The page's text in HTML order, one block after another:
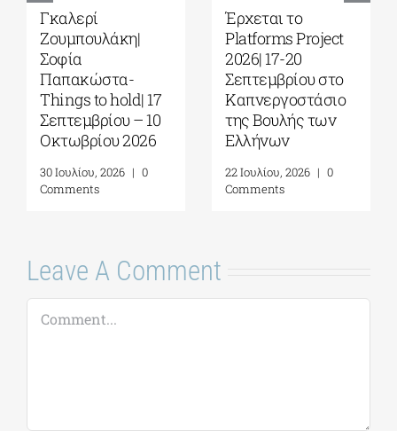
Γκαλερί
Ζουμπουλάκη|
Σοφία
Παπακώστα-
Things to hold| 17
Σεπτεμβρίου – 10
Οκτωβρίου 2026
30 Ιουλίου, 2026 | 0
Comments
Έρχεται το
Platforms Project
2026| 17-20
Σεπτεμβρίου στο
Καπνεργοστάσιο
της Βουλής των
Ελλήνων
22 Ιουλίου, 2026 | 0
Comments
Leave A Comment
Comment